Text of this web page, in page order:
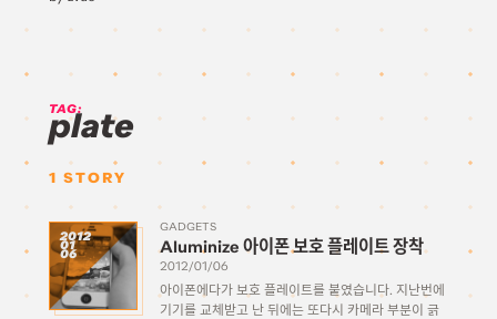
TAG:
plate
1 STORY
2012
01
06
GADGETS
Aluminize 아이폰 보호 플레이트 장착
2012/01/06
아이폰에다가 보호 플레이트를 붙였습니다. 지난번에
기기를 교체받고 난 뒤에는 또다시 카메라 부분이 긁